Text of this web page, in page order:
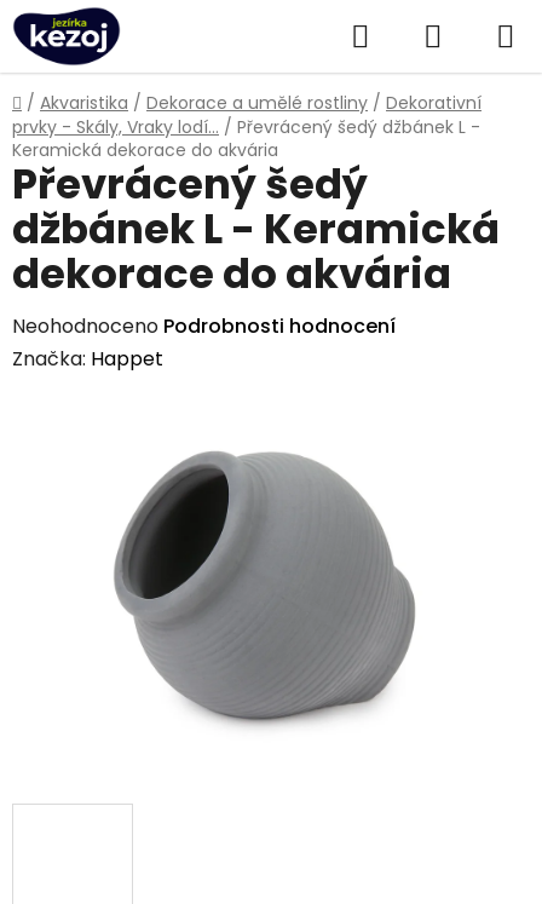
Přejít
na
obsah
Hledat
KOŠÍK
Domů
/ Akvaristika / Dekorace a umělé rostliny / Dekorativní
prvky - Skály, Vraky lodí... / Převrácený šedý džbánek L -
Keramická dekorace do akvária
Převrácený šedý
džbánek L - Keramická
dekorace do akvária
Průměrné
hodnocení
Neohodnoceno Podrobnosti hodnocení
Značka: Happet